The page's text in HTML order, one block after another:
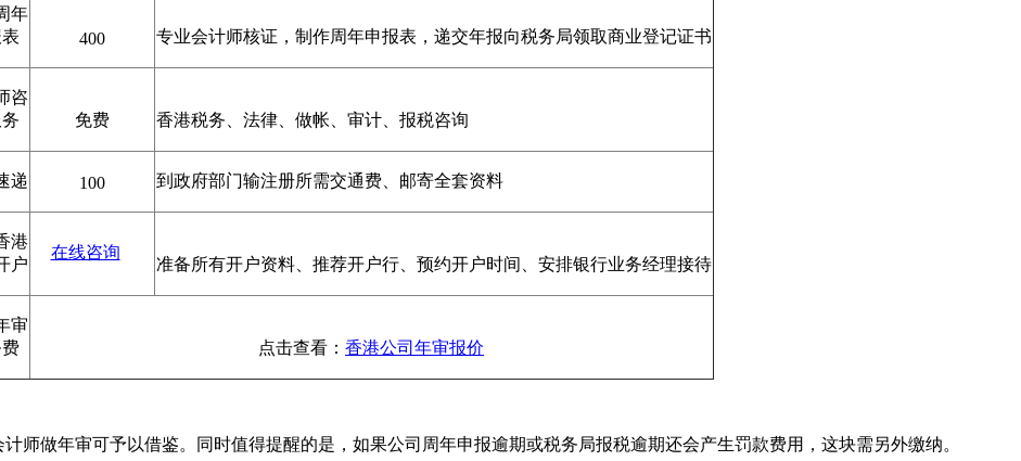
年
400 专业会计师核证，制作周年申报表，递交年报向税务局领取商业登记证书
咨
免费 香港税务、法律、做帐、审计、报税咨询
递 100 到政府部门输注册所需交通费、邮寄全套资料
港
户
在线咨询
准备所有开户资料、推荐开户行、预约开户时间、安排银行业务经理接待
审
点击查看： 香港公司年审报价
师做年审可予以借鉴。同时值得提醒的是，如果公司周年申报逾期或税务局报税逾期还会产生罚款费用，这块需另外缴纳。